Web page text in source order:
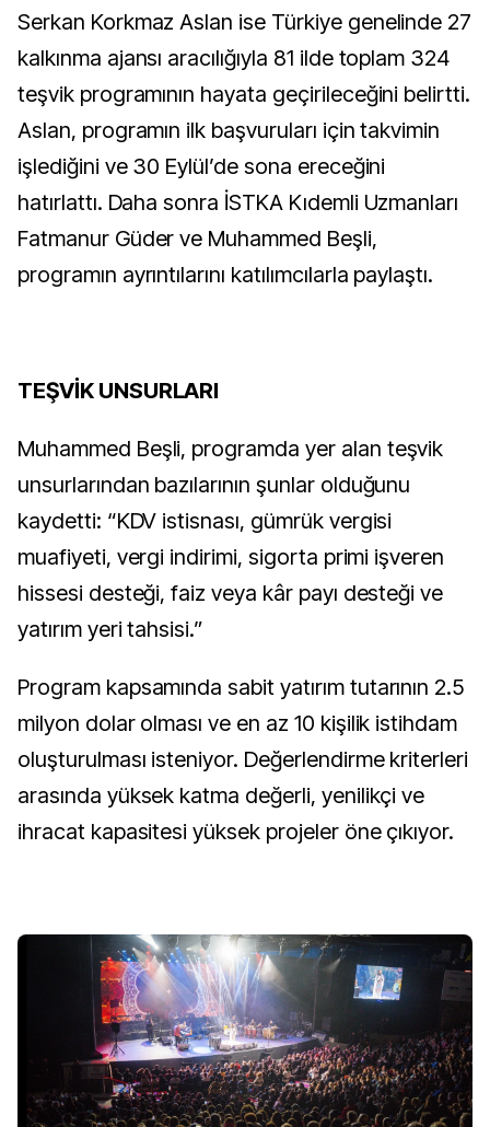
Serkan Korkmaz Aslan ise Türkiye genelinde 27
kalkınma ajansı aracılığıyla 81 ilde toplam 324
teşvik programının hayata geçirileceğini belirtti.
Aslan, programın ilk başvuruları için takvimin
işlediğini ve 30 Eylül’de sona ereceğini
hatırlattı. Daha sonra İSTKA Kıdemli Uzmanları
Fatmanur Güder ve Muhammed Beşli,
programın ayrıntılarını katılımcılarla paylaştı.
TEŞVİK UNSURLARI
Muhammed Beşli, programda yer alan teşvik
unsurlarından bazılarının şunlar olduğunu
kaydetti: “KDV istisnası, gümrük vergisi
muafiyeti, vergi indirimi, sigorta primi işveren
hissesi desteği, faiz veya kâr payı desteği ve
yatırım yeri tahsisi.”
Program kapsamında sabit yatırım tutarının 2.5
milyon dolar olması ve en az 10 kişilik istihdam
oluşturulması isteniyor. Değerlendirme kriterleri
arasında yüksek katma değerli, yenilikçi ve
ihracat kapasitesi yüksek projeler öne çıkıyor.